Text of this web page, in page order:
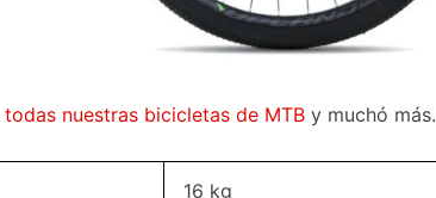
todas nuestras bicicletas de MTB y muchó más.
16 kg